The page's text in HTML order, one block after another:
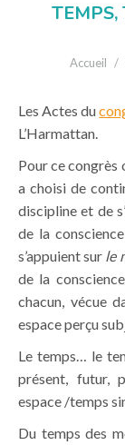
TEMPS,
Accueil
Les Actes du
L’Harmattan.
Pour ce congrès
a choisi de
discipline et de
de la
s’appuient sur le
de la
chacun, vécue
espace perçu
Le temps… le
présent, futur,
espace /temps
Du temps des